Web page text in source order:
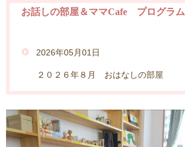
お話しの部屋＆ママCafe プログラム
2026年05月01日
２０２６年８月 おはなしの部屋